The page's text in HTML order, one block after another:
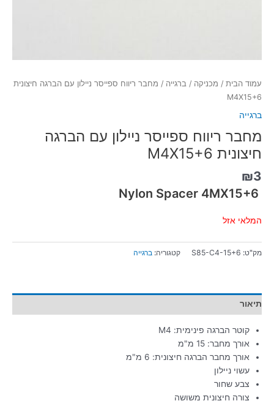
עמוד הבית / מכניקה / ברגייה / מחבר ריווח ספייסר ניילון עם הברגה חיצונית
M4X15+6
ברגייה
מחבר ריווח ספייסר ניילון עם הברגה
חיצונית M4X15+6
₪3
המלאי אזל
מק"ט: S85-C4-15+6 קטגוריה: ברגייה
תיאור
קוטר הברגה פינימית: M4
אורך מחבר: 15 מ"מ
אורך מחבר הברגה חיצונית: 6 מ"מ
עשוי ניילון
צבע שחור
צורה חיצונית משושה